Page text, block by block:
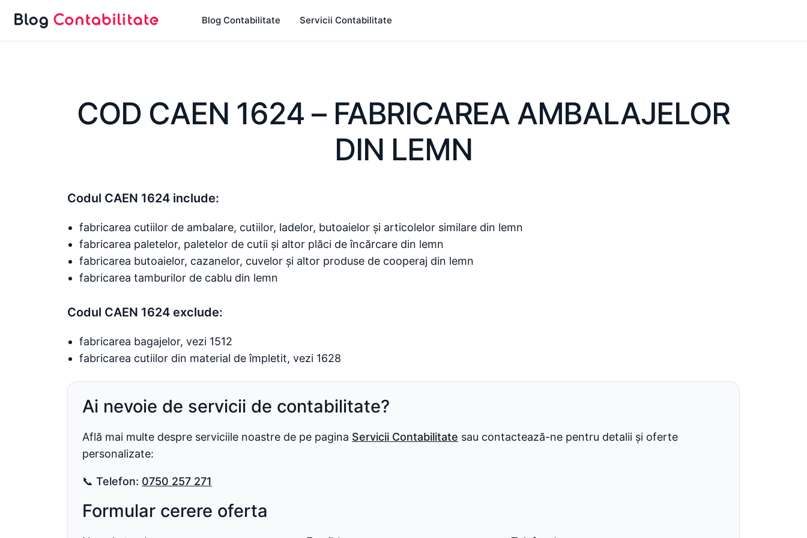
conținut
Blog Contabilitate Servicii Contabilitate
COD CAEN 1624 – FABRICAREA AMBALAJELOR
DIN LEMN
Codul CAEN 1624 include:
fabricarea cutiilor de ambalare, cutiilor, ladelor, butoaielor și articolelor similare din lemn
fabricarea paletelor, paletelor de cutii și altor plăci de încărcare din lemn
fabricarea butoaielor, cazanelor, cuvelor și altor produse de cooperaj din lemn
fabricarea tamburilor de cablu din lemn
Codul CAEN 1624 exclude:
fabricarea bagajelor, vezi 1512
fabricarea cutiilor din material de împletit, vezi 1628
Ai nevoie de servicii de contabilitate?
Află mai multe despre serviciile noastre de pe pagina Servicii Contabilitate sau contactează-ne pentru detalii și oferte
personalizate:
📞 Telefon: 0750 257 271
Formular cerere oferta